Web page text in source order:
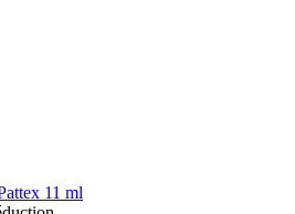
11 ml